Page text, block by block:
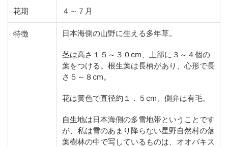
花期 ４～７月
特徴 日本海側の山野に生える多年草。
茎は高さ１５～３０cm、上部に３～４個の
葉をつける。根生葉は長柄があり、心形で長
さ５～８cm。
花は黄色で直径約１．５cm、側弁は有毛。
自生地は日本海側の多雪地帯ということです
が、私は雪のあまり降らない星野自然村の落
葉樹林の中で写しているものは、オオバキス